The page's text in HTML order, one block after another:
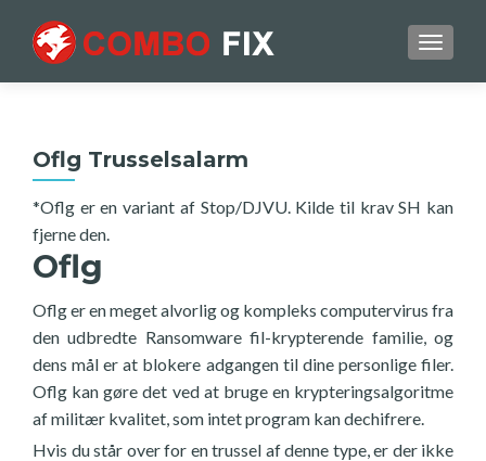
Oflg Trusselsalarm
*Oflg er en variant af Stop/DJVU. Kilde til krav SH kan
fjerne den.
Oflg
Oflg er en meget alvorlig og kompleks computervirus fra
den udbredte Ransomware fil-krypterende familie, og
dens mål er at blokere adgangen til dine personlige filer.
Oflg kan gøre det ved at bruge en krypteringsalgoritme
af militær kvalitet, som intet program kan dechifrere.
Hvis du står over for en trussel af denne type, er der ikke